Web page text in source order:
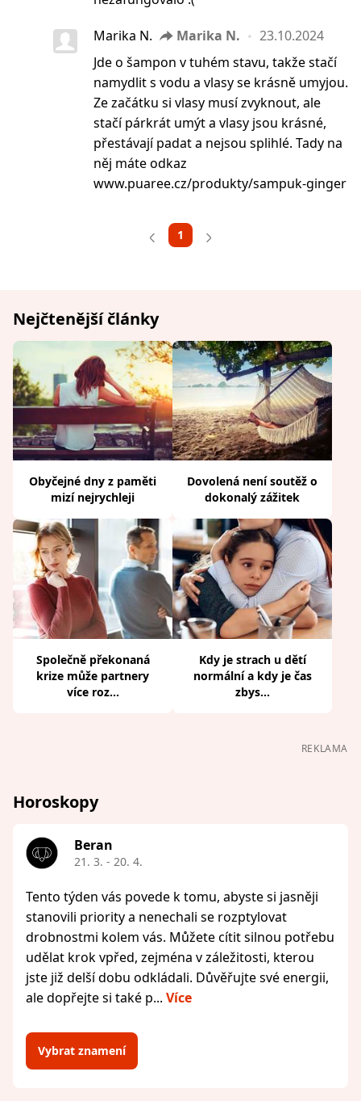
Marika N. Marika N.
23.10.2024
Jde o šampon v tuhém stavu, takže stačí
namydlit s vodu a vlasy se krásně umyjou.
Ze začátku si vlasy musí zvyknout, ale
stačí párkrát umýt a vlasy jsou krásné,
přestávají padat a nejsou splihlé. Tady na
něj máte odkaz
www.puaree.cz/produkty/sampuk-ginger
1
Nejčtenější články
Obyčejné dny z paměti
mizí nejrychleji
Dovolená není soutěž o
dokonalý zážitek
Společně překonaná
krize může partnery
více roz...
Kdy je strach u dětí
normální a kdy je čas
zbys...
REKLAMA
Horoskopy
Beran
21. 3. - 20. 4.
Tento týden vás povede k tomu, abyste si jasněji
stanovili priority a nenechali se rozptylovat
drobnostmi kolem vás. Můžete cítit silnou potřebu
udělat krok vpřed, zejména v záležitosti, kterou
jste již delší dobu odkládali. Důvěřujte své energii,
ale dopřejte si také p... Více
Vybrat znamení